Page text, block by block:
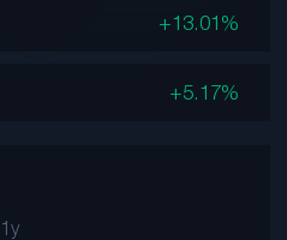
+13.01%
+5.17%
1y